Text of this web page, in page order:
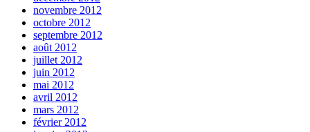
novembre 2012
octobre 2012
septembre 2012
août 2012
juillet 2012
juin 2012
mai 2012
avril 2012
mars 2012
février 2012